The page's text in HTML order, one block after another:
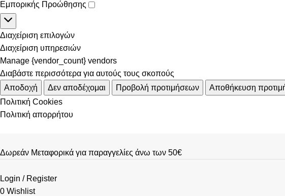
Εμπορικής Προώθησης
Διαχείριση επιλογών
Διαχείριση υπηρεσιών
Manage {vendor_count} vendors
Διαβάστε περισσότερα για αυτούς τους σκοπούς
Αποδοχή
Δεν αποδέχομαι Προβολή προτιμήσεων Αποθήκευση
Πολιτική Cookies
Πολιτική απορρήτου
Δωρεάν Μεταφορικά για παραγγελίες άνω των 50€
Login / Register
0 Wishlist